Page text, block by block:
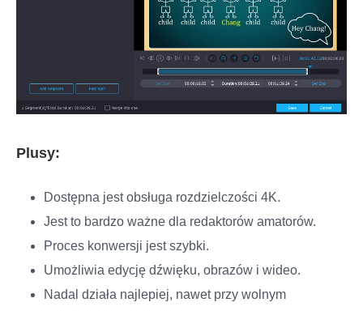
Plusy:
Dostępna jest obsługa rozdzielczości 4K.
Jest to bardzo ważne dla redaktorów amatorów.
Proces konwersji jest szybki.
Umożliwia edycję dźwięku, obrazów i wideo.
Nadal działa najlepiej, nawet przy wolnym